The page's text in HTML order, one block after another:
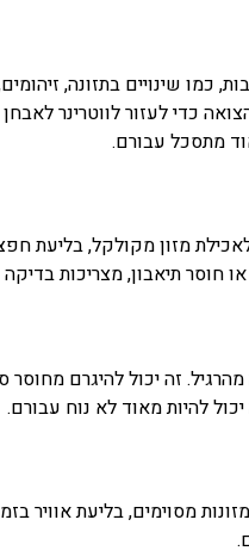
כמו שינויים בתזונה,
כדי לעזור לווטרינר
מתסכל עבורם.
מזון מקולקל, בליעת
תיאבון, מצריכות בדיקה
זה יכול להיגרם מחוסר
להיות מאוד לא נוח עבורם.
מסוימים, בליעת אוויר